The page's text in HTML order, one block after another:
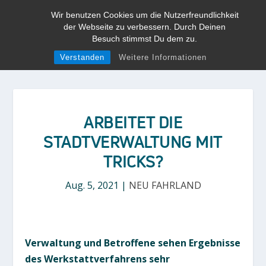
Wir benutzen Cookies um die Nutzerfreundlichkeit
der Webseite zu verbessern. Durch Deinen
Besuch stimmst Du dem zu.
Verstanden Weitere Informationen
ARBEITET DIE
STADTVERWALTUNG MIT
TRICKS?
Aug. 5, 2021 | NEU FAHRLAND
Verwaltung und Betroffene sehen Ergebnisse
des Werkstattverfahrens sehr